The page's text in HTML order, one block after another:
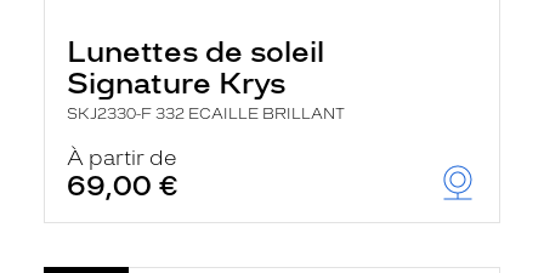
Lunettes de soleil
Signature Krys
SKJ2330-F 332 ECAILLE BRILLANT
À partir de
69,00 €